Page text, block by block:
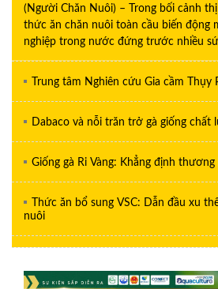
(Người Chăn Nuôi) – Trong bối cảnh
thức ăn chăn nuôi toàn cầu biến động
nghiệp trong nước đứng trước nhiều
Trung tâm Nghiên cứu Gia cầm Thụy
Dabaco và nỗi trăn trở gà giống chất
Giống gà Ri Vàng: Khẳng định thương
Thức ăn bổ sung VSC: Dẫn đầu xu
nuôi